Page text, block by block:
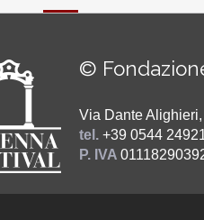
©
Via Dante
tel. +39 0544
P. IVA